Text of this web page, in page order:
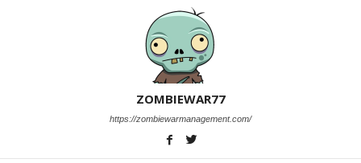
ZOMBIEWAR77
https://zombiewarmanagement.com/